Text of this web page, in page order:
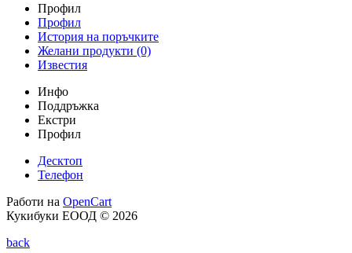
Профил
Профил
История на поръчките
Желани продукти (0)
Известия
Инфо
Поддръжка
Екстри
Профил
Десктоп
Телефон
Работи на OpenCart
Кукибуки ЕООД © 2026
back